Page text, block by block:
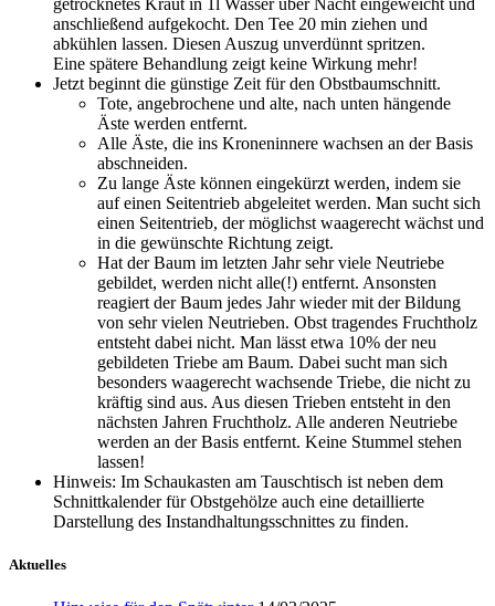
anschließend aufgekocht. Den Tee 20 min ziehen und
abkühlen lassen. Diesen Auszug unverdünnt spritzen.
Eine spätere Behandlung zeigt keine Wirkung mehr!
Jetzt beginnt die günstige Zeit für den Obstbaumschnitt.
Tote, angebrochene und alte, nach unten hängende
Äste werden entfernt.
Alle Äste, die ins Kroneninnere wachsen an der Basis
abschneiden.
Zu lange Äste können eingekürzt werden, indem sie
auf einen Seitentrieb abgeleitet werden. Man sucht sich
einen Seitentrieb, der möglichst waagerecht wächst und
in die gewünschte Richtung zeigt.
Hat der Baum im letzten Jahr sehr viele Neutriebe
gebildet, werden nicht alle(!) entfernt. Ansonsten
reagiert der Baum jedes Jahr wieder mit der Bildung
von sehr vielen Neutrieben. Obst tragendes Fruchtholz
entsteht dabei nicht. Man lässt etwa 10% der neu
gebildeten Triebe am Baum. Dabei sucht man sich
besonders waagerecht wachsende Triebe, die nicht zu
kräftig sind aus. Aus diesen Trieben entsteht in den
nächsten Jahren Fruchtholz. Alle anderen Neutriebe
werden an der Basis entfernt. Keine Stummel stehen
lassen!
Hinweis: Im Schaukasten am Tauschtisch ist neben dem
Schnittkalender für Obstgehölze auch eine detaillierte
Darstellung des Instandhaltungsschnittes zu finden.
Aktuelles